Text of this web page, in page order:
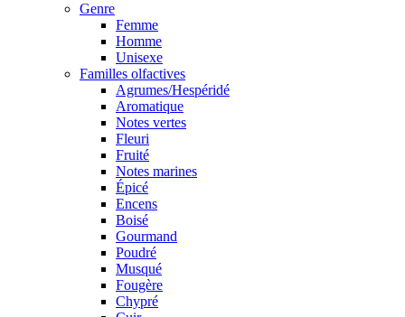
Genre
Femme
Homme
Unisexe
Familles olfactives
Agrumes/Hespéridé
Aromatique
Notes vertes
Fleuri
Fruité
Notes marines
Épicé
Encens
Boisé
Gourmand
Poudré
Musqué
Fougère
Chypré